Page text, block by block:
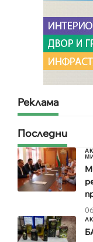
Реклама
Последни